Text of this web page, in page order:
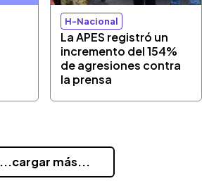
H-Nacional
La APES registró un
incremento del 154%
de agresiones contra
la prensa
...cargar más...